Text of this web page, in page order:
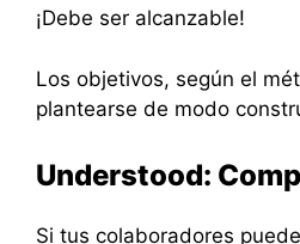
¡Debe ser alcanzable!
Los objetivos, según el
plantearse de modo
Understood:
Si tus colaboradores